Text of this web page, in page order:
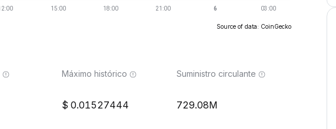
Source of data: CoinGecko
Máximo histórico
0.01527444
Suministro circulante
729.08M